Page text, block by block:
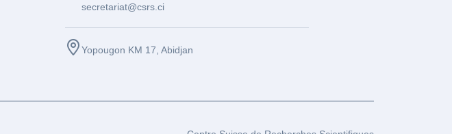
secretariat@csrs.ci
Yopougon KM 17, Abidjan